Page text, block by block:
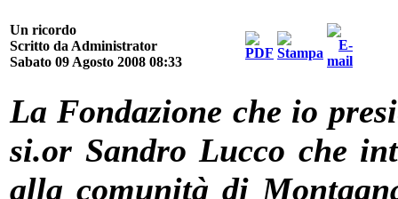
Un ricordo
Scritto da Administrator
Sabato 09 Agosto 2008 08:33
La Fondazione che io
si.or Sandro Lucco che
alla comunità di